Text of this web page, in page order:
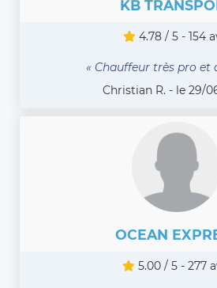
KB
4.78 / 5 - 154
« Chauffeur très pro et
Christian R. - le 29/
OCEAN
5.00 / 5 - 277